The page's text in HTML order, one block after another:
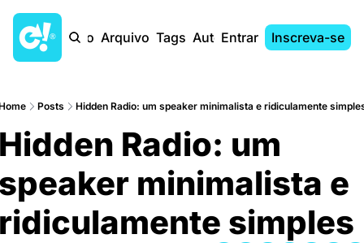
Início Arquivo Tags AutoresEntrar Inscreva-se
Posts Hidden Radio: um speaker minimalista e ridiculamente
Radio: um
minimalista e
simples